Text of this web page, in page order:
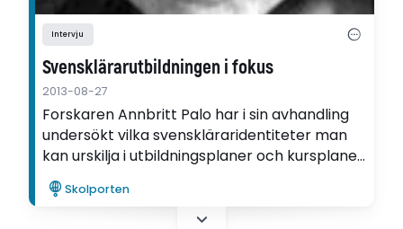
Intervju
Svensklärarutbildningen i fokus
2013-08-27
Forskaren Annbritt Palo har i sin avhandling
undersökt vilka svenskläraridentiteter man
kan urskilja i utbildningsplaner och kursplaner
i svenska på lärarutbildningarna.
"Förhoppningsvis kan mina resultat bidra till
att lärarutbildare får en ökad medvetenhet
Skolporten